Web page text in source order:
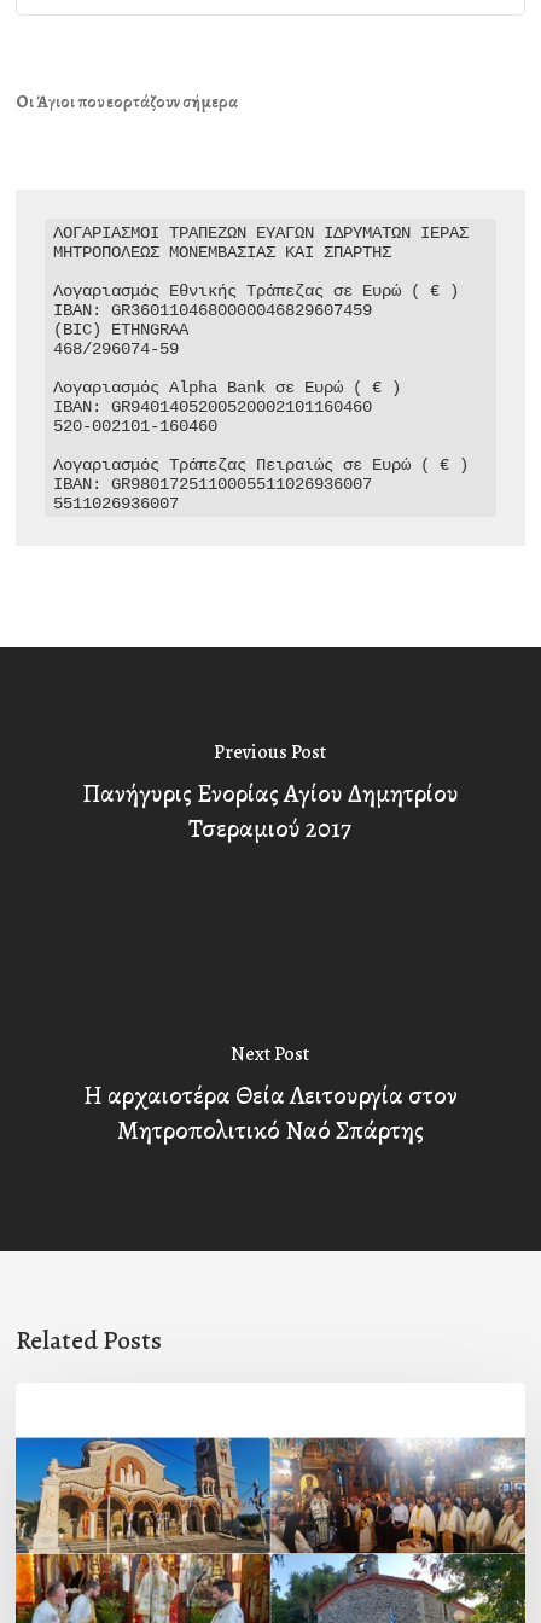
Οι Άγιοι που εορτάζουν σήμερα
ΛΟΓΑΡΙΑΣΜΟΙ ΤΡΑΠΕΖΩΝ ΕΥΑΓΩΝ ΙΔΡΥΜΑΤΩΝ ΙΕΡΑΣ
ΜΗΤΡΟΠΟΛΕΩΣ ΜΟΝΕΜΒΑΣΙΑΣ ΚΑΙ ΣΠΑΡΤΗΣ
Λογαριασμός Εθνικής Τράπεζας σε Ευρώ ( € )
IBAN: GR3601104680000046829607459
(BIC) ETHNGRAA
468/296074-59
Λογαριασμός Alpha Bank σε Ευρώ ( € )
IBAN: GR9401405200520002101160460
520-002101-160460
Λογαριασμός Τράπεζας Πειραιώς σε Ευρώ ( € )
IBAN: GR9801725110005511026936007
5511026936007
Previous Post
Πανήγυρις Ενορίας Αγίου Δημητρίου
Τσεραμιού 2017
Next Post
Η αρχαιοτέρα Θεία Λειτουργία στον
Μητροπολιτικό Ναό Σπάρτης
Related Posts
εορτή
της
Μεταμορφώσεως
του
Σωτήρος